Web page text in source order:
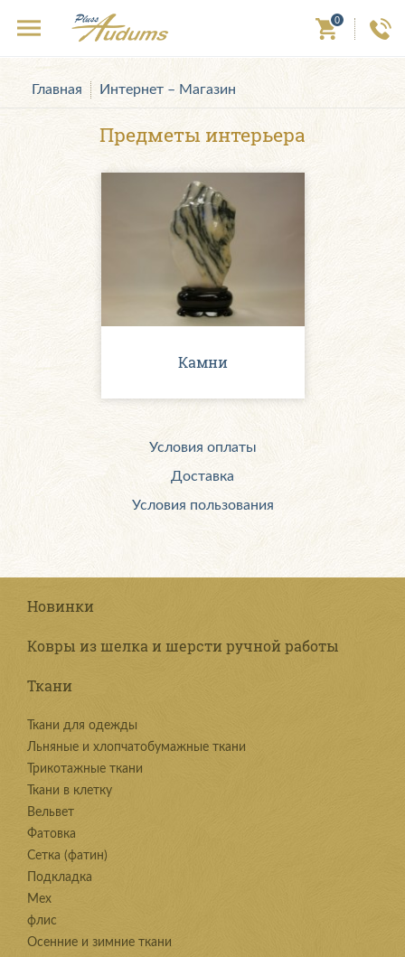
0
Главная Интернет – Магазин
Предметы интерьера
Камни
Условия оплаты
Доставка
Условия пользования
Новинки
Ковры из шелка и шерсти ручной работы
Ткани
Ткани для одежды
Льняные и хлопчатобумажные ткани
Трикотажные ткани
Ткани в клетку
Вельвет
Фатовка
Сетка (фатин)
Подкладка
Мех
флис
Осенние и зимние ткани